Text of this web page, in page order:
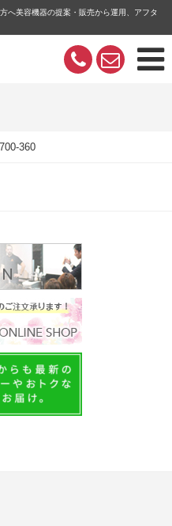
へ美容機器の提案・販売から運用、アフタ
360